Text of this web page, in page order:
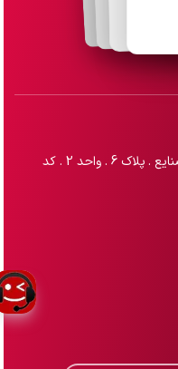
لرستان . خرم آباد . میدان شقایق . کوچه صنایع . پلاک 6 . واحد 2 . کد